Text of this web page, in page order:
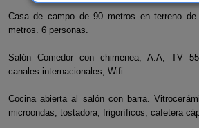
Casa de campo de 90 metros en terreno de
metros. 6 personas.
Salón Comedor con chimenea, A.A, TV
canales internacionales, Wifi.
Cocina abierta al salón con barra.
microondas, tostadora, frigoríficos, cafetera